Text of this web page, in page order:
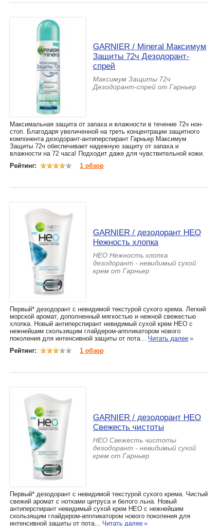
GARNIER / Mineral Максимум
Защиты 72ч Дезодорант-
спрей
Максимум Защиты 72ч
Дезодорант-спрей от Гарньер
Максимальная защита от запаха и влажности в течение 72ч нон-
стоп. Благодаря увеличенной на треть концентрации защитного
компонента дезодорант-антиперспирант Гарньер Максимум
Защиты 72ч обеспечивает надежную защиту от запаха и
влажности на 72 часа! Подходит даже для чувствительной кожи.
Рейтинг:
1 обзор
GARNIER / дезодорант HЕО
Нежность хлопка
HЕО Нежность хлопка
дезодорант - невидимый сухой
крем от Гарньер
Первый* дезодорант с невидимой текстурой сухого крема. Легкий
морской аромат, дополненный мягкостью и нежной свежестью
хлопка. Новый антиперспирант невидимый сухой крем НЕО с
нежнейшим скользящим глайдером-аппликатором нового
поколения для интенсивной защиты от пота... Читать далее »
Рейтинг:
1 обзор
GARNIER / дезодорант HЕО
Свежесть чистоты
HЕО Свежесть чистоты
дезодорант - невидимый сухой
крем от Гарньер
Первый* дезодорант с невидимой текстурой сухого крема. Чистый
свежий аромат с нотками цитруса и белого льна. Новый
антиперспирант невидимый сухой крем НЕО с нежнейшим
скользящим глайдером-аппликатором нового поколения для
интенсивной защиты от пота... Читать далее »